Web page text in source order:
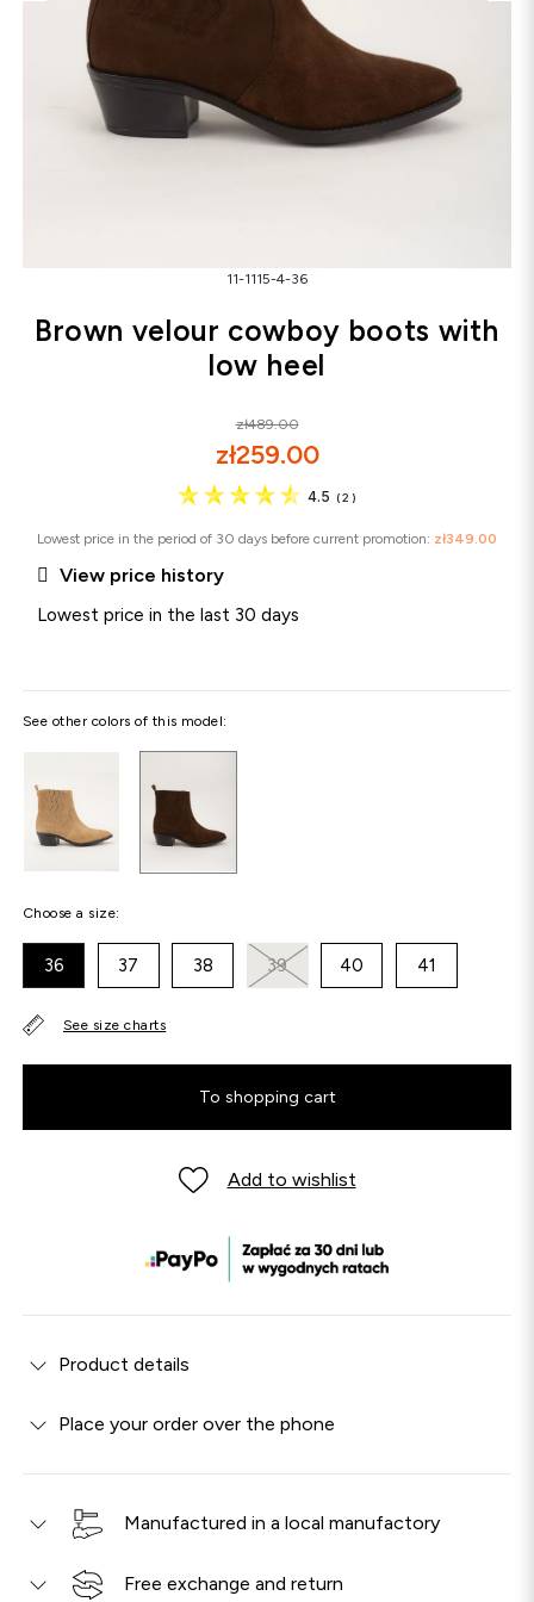
11-1115-4-36
Brown velour cowboy boots with
low heel
zł489.00
zł259.00
4.5 ( 2 )
Lowest price in the period of 30 days before current promotion: zł349.00
 View price history
Lowest price in the last 30 days
See other colors of this model:
Choose a size:
36 37 38 39 40 41
See size charts
To shopping cart
Add to wishlist
Product details
Place your order over the phone
Manufactured in a local manufactory
Free exchange and return
Snowboots
Sandals
Flip-flops
Snowboots